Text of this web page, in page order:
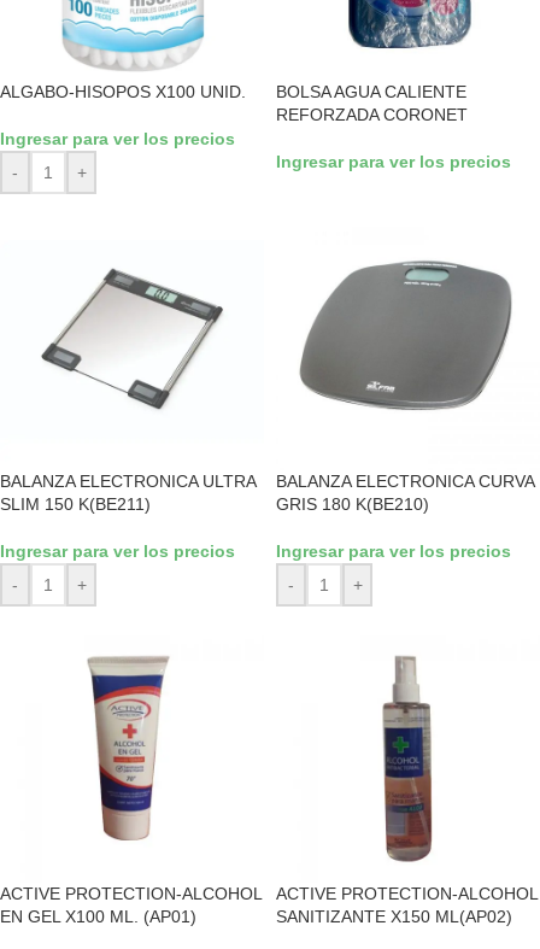
ALGABO-HISOPOS X100 UNID.
Ingresar para ver los precios
-
+
BOLSA AGUA CALIENTE
REFORZADA CORONET
Ingresar para ver los precios
BALANZA ELECTRONICA ULTRA
SLIM 150 K(BE211)
Ingresar para ver los precios
-
+
BALANZA ELECTRONICA CURVA
GRIS 180 K(BE210)
Ingresar para ver los precios
-
+
ACTIVE PROTECTION-ALCOHOL
EN GEL X100 ML. (AP01)
ACTIVE PROTECTION-ALCOHOL
SANITIZANTE X150 ML(AP02)